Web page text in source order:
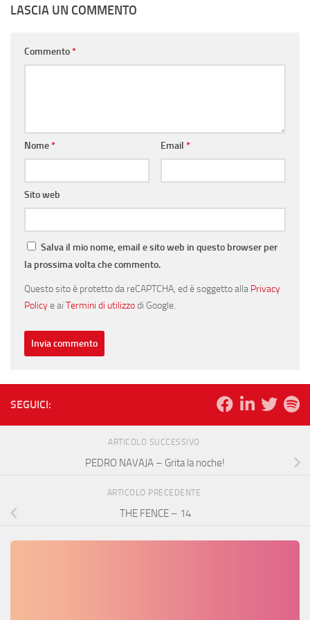
LASCIA UN COMMENTO
Commento*
Nome* Email *
Sito web
Salva il mio nome, email e sito web in questo browser per
la prossima volta che commento.
Questo sito è protetto da reCAPTCHA, ed è soggetto alla Privacy
Policye ai Termini di utilizzodi Google.
SEGUICI:
ARTICOLO SUCCESSIVO
PEDRO NAVAJA – Grita la noche!
ARTICOLO PRECEDENTE
THE FENCE – 14